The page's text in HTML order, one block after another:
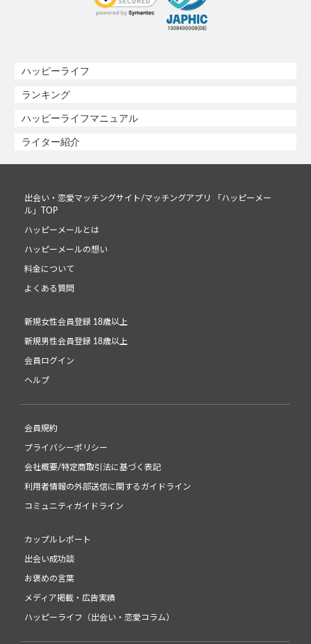
ハッピーライフ
ランキング
ハッピーライフマニュアル
ライター紹介
出会い・恋愛マッチングサイト/マッチングアプリ 「ハッピーメー
ル」TOP
ハッピーメールとは
ハッピーメールの想い
料金について
よくある質問
新規女性会員登録 18歳以上
新規男性会員登録 18歳以上
会員ログイン
ヘルプ
会員規約
プライバシーポリシー
会社概要/特定商取引法に基づく表記
利用者情報の外部送信に関するガイドライン
コミュニティガイドライン
カップルレポート
出会い成功談
お褒めの言葉
メディア掲載・広告実績
ハッピーライフ（出会い・恋愛コラム）